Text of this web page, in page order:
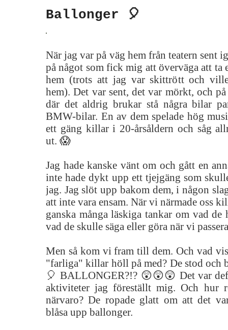
Ballonger 🎈
När jag var på väg hem från teatern sent
på något som fick mig att överväga att ta
hem (trots att jag var skittrött och
hem). Det var sent, det var mörkt, och
där det aldrig brukar stå några bilar
BMW-bilar. En av dem spelade hög
ett gäng killar i 20-årsåldern och såg
ut. 😱
Jag hade kanske vänt om och gått en
inte hade dykt upp ett tjejgäng som
jag. Jag slöt upp bakom dem, i någon
att inte vara ensam. När vi närmade oss
ganska många läskiga tankar om vad
vad de skulle säga eller göra när vi
Men så kom vi fram till dem. Och vad
"farliga" killar höll på med? De stod och
🎈 BALLONGER?!? 😲😲😲 Det var
aktiviteter jag föreställt mig. Och hur
närvaro? De ropade glatt om att det
blåsa upp ballonger.